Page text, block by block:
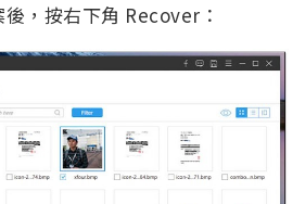
，按右下角 Recover：